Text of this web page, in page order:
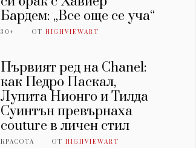
Бардем: „Все още се уча“
30+ ОТHIGHVIEWART
Първият ред на Chanel:
как Педро Паскал,
Лупита Нионго и Тилда
Суинтън превърнаха
couture в личен стил
КРАСОТА ОТHIGHVIEWART